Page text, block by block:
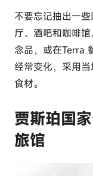
不要忘记抽出一
厅、酒吧和咖啡
念品，或在Terra
经常变化，采用
食材。
贾斯珀国
旅馆